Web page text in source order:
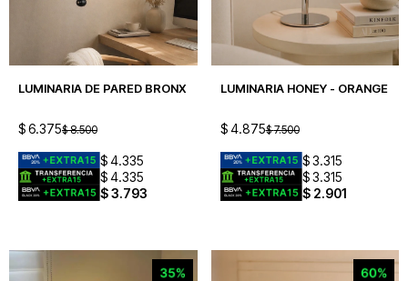
LUMINARIA DE PARED BRONX
$6.375$ 8.500
$4.335
$4.335
$3.793
LUMINARIA HONEY - ORANGE
$ 4.875$ 7.500
$ 3.315
$ 3.315
$ 2.901